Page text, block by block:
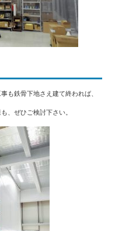
も鉄骨下地さえ建て終われば、
、ぜひご検討下さい。